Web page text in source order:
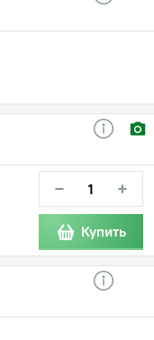
− +
Купить